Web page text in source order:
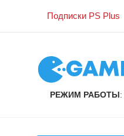
Подписки PS Plus
РЕЖИМ РАБОТЫ: